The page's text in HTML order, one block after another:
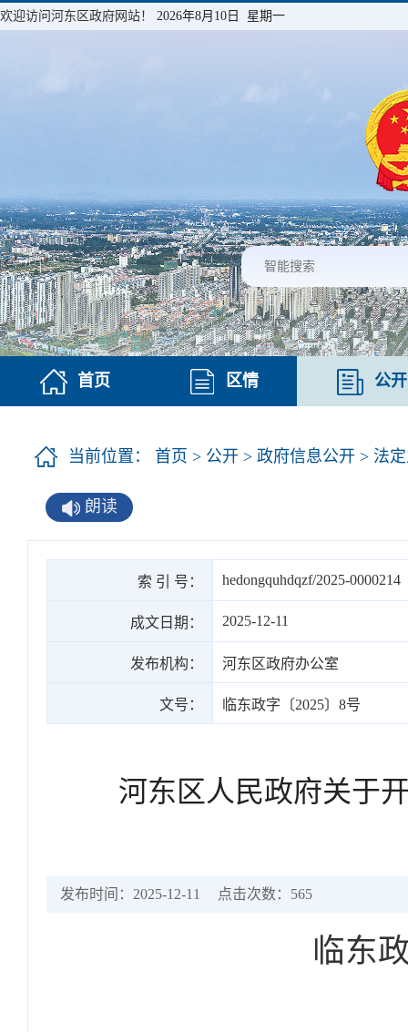
欢迎访问河东区政府网站！ 2026年8月10日 星期一
首页 区情 公开
当前位置： 首页 > 公开 > 政府信息公开 > 法
朗读
索 引 号： hedongquhdqzf/2025-0000214
成文日期： 2025-12-11
发布机构： 河东区政府办公室
文号： 临东政字〔2025〕8号
河东区人民政府关于
发布时间：2025-12-11 点击次数： 565
临东